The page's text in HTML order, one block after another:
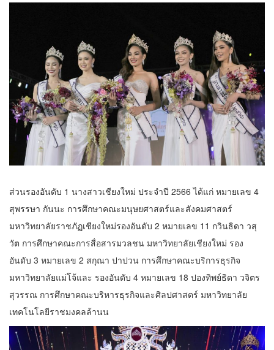
ส่วนรองอันดับ 1 นางสาวเชียงใหม่ ประจำปี 2566 ได้แก่ หมายเลข 4
สุพรรษา กันนะ การศึกษาคณะมนุษยศาสตร์และสังคมศาสตร์
มหาวิทยาลัยราชภัฏเชียงใหม่รองอันดับ 2 หมายเลข 11 กวินธิดา วสุ
วัต การศึกษาคณะการสื่อสารมวลชน มหาวิทยาลัยเชียงใหม่ รอง
อันดับ 3 หมายเลข 2 สกุณา ปาปวน การศึกษาคณะบริการธุรกิจ
มหาวิทยาลัยแม่โจ้และ รองอันดับ 4 หมายเลข 18 ปองทิพย์ธิดา วจิตร
สุวรรณ การศึกษาคณะบริหารธุรกิจและศิลปศาสตร์ มหาวิทยาลัย
เทคโนโลยีราชมงคลล้านน